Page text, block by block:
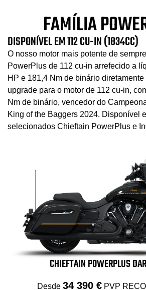
FAMÍLIA
DISPONÍVEL EM 112 CU-IN (1834CC)
O nosso motor mais potente de
PowerPlus de 112 cu-in arrefecido a
HP e 181,4 Nm de binário
upgrade para o motor de 112 cu-in,
Nm de binário, vencedor do
King of the Baggers 2024. Disponível
selecionados Chieftain PowerPlus e
CHIEFTAIN POWERPLUS
Desde 34 390 € PVP